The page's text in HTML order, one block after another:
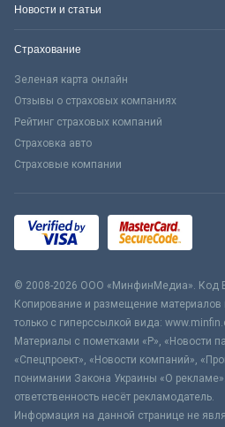
Новости и статьи
Страхование
Зеленая карта онлайн
Отзывы о страховых компаниях
Рейтинг страховых компаний
Страховка авто
Страховые компании
© 2008-2026 ООО «МинфинМедиа». Код
Копирование и размещение материалов
только с гиперссылкой вида:
Материалы с пометками «Р», «Новости
«Спецпроект», «Новости компаний»,
понимании Закона Украины «О
ответственность несёт рекламодатель.
Информация на данной странице не